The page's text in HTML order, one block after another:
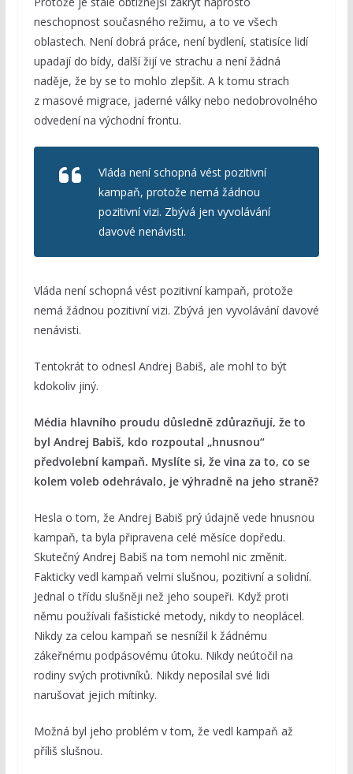
neschopnost současného režimu, a to ve všech
oblastech. Není dobrá práce, není bydlení, statisíce lidí
upadají do bídy, další žijí ve strachu a není žádná
naděje, že by se to mohlo zlepšit. A k tomu strach
z masové migrace, jaderné války nebo nedobrovolného
odvedení na východní frontu.
Vláda není schopná vést pozitivní
kampaň, protože nemá žádnou
pozitivní vizi. Zbývá jen vyvolávání
davové nenávisti.
Vláda není schopná vést pozitivní kampaň, protože
nemá žádnou pozitivní vizi. Zbývá jen vyvolávání davové
nenávisti.
Tentokrát to odnesl Andrej Babiš, ale mohl to být
kdokoliv jiný.
Média hlavního proudu důsledně zdůrazňují, že to
byl Andrej Babiš, kdo rozpoutal „hnusnou“
předvolební kampaň. Myslíte si, že vina za to, co se
kolem voleb odehrávalo, je výhradně na jeho straně?
Hesla o tom, že Andrej Babiš prý údajně vede hnusnou
kampaň, ta byla připravena celé měsíce dopředu.
Skutečný Andrej Babiš na tom nemohl nic změnit.
Fakticky vedl kampaň velmi slušnou, pozitivní a solidní.
Jednal o třídu slušněji než jeho soupeři. Když proti
němu používali fašistické metody, nikdy to neoplácel.
Nikdy za celou kampaň se nesnížil k žádnému
zákeřnému podpásovému útoku. Nikdy neútočil na
rodiny svých protivníků. Nikdy neposílal své lidi
narušovat jejich mítinky.
Možná byl jeho problém v tom, že vedl kampaň až
příliš slušnou.